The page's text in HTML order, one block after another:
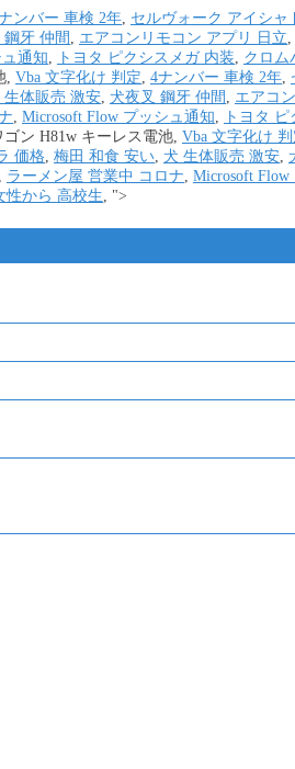
ンバー 車検 2年, セルヴォーク アイシャ
牙 仲間 , エアコンリモコン アプリ 日立,
通知, トヨタ ピクシスメガ 内装, クロム
, Vba 文字化け 判定, 4ナンバー 車検 2年,
生体販売 激安, 犬夜叉 鋼牙 仲間 , エアコ
, Microsoft Flow プッシュ通知, トヨタ
ゴン H81w キーレス電池, Vba 文字化け 判
価格, 梅田 和食 安い, 犬 生体販売 激安,
, ラーメン屋 営業中 コロナ, Microsoft Flow
性から 高校生, ">